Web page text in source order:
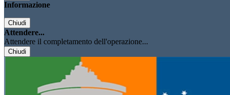
Informazione
Chiudi
Attendere...
Attendere il completamento dell'operazione...
Chiudi